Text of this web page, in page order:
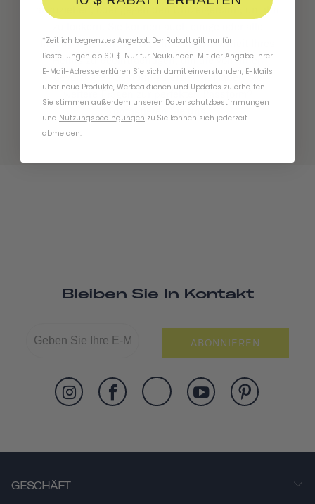
anzuziehen, oder gegen den Uhrzeigersinn, um ihn
Innenpolster entfernen, ohne die Sicherheit Ihres
Helms zu beeinträchtigen, um die von Ihnen
bevorzugte Passform zu erzielen. Haben Sie
weitere Fragen zur perfekten Passform?
Kontaktieren Sie uns.
Bleiben Sie In Kontakt
ABONNIEREN
GESCHÄFT
*Zeitlich begrenztes Angebot. Der Rabatt gilt nur für
Bestellungen ab 60 $. Nur für Neukunden. Mit der Angabe Ihrer
E-Mail-Adresse erklären Sie sich damit einverstanden, E-Mails
über neue Produkte, Werbeaktionen und Updates zu erhalten.
Sie stimmen außerdem unseren Datenschutzbestimmungen
und Nutzungsbedingungen zu.Sie können sich jederzeit
abmelden.